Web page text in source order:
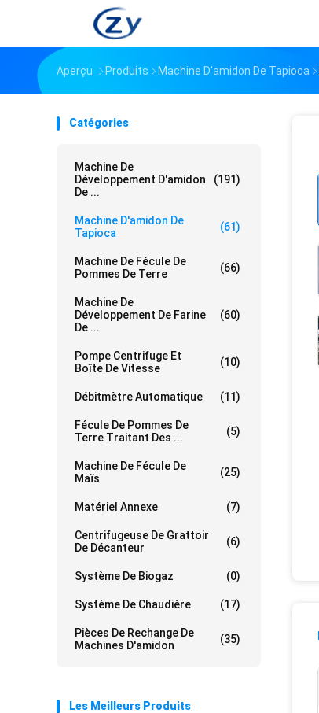
Aperçu Produits Machine D'amidon De Tapioca
Catégories
Machine De
Développement D'amidon
De ...
(191)
Machine D'amidon De
Tapioca
(61)
Machine De Fécule De
Pommes De Terre
(66)
Machine De
Développement De Farine
De ...
(60)
Pompe Centrifuge Et
Boîte De Vitesse
(10)
Débitmètre Automatique (11)
Fécule De Pommes De
Terre Traitant Des ...
(5)
Machine De Fécule De
Maïs
(25)
Matériel Annexe (7)
Centrifugeuse De Grattoir
De Décanteur
(6)
Système De Biogaz (0)
Système De Chaudière (17)
Pièces De Rechange De
Machines D'amidon
(35)
Les Meilleurs Produits